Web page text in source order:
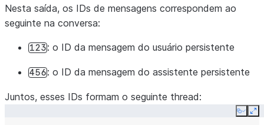
Nesta saída, os IDs de mensagens correspondem ao
seguinte na conversa:
123: o ID da mensagem do usuário persistente
456: o ID da mensagem do assistente persistente
Juntos, esses IDs formam o seguinte thread:
Copy